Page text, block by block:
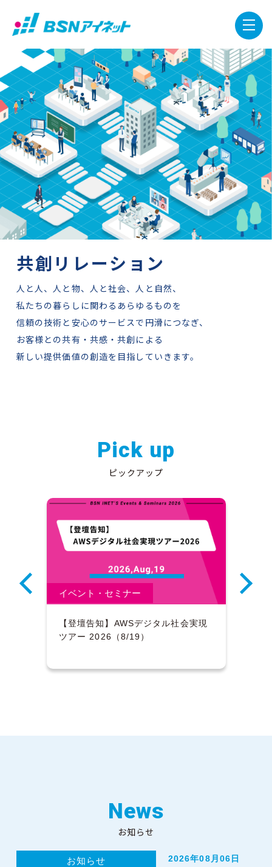
共創リレーション
人と人、人と物、人と社会、人と自然、
私たちの暮らしに関わるあらゆるものを
信頼の技術と安心のサービスで円滑につなぎ、
お客様との共有・共感・共創による
新しい提供価値の創造を目指していきます。
Pick up
ピックアップ
イベント・セミナー
【登壇告知】AWSデジタル社会実現
ツアー 2026（8/19）
News
お知らせ
お知らせ 2026年08月06日